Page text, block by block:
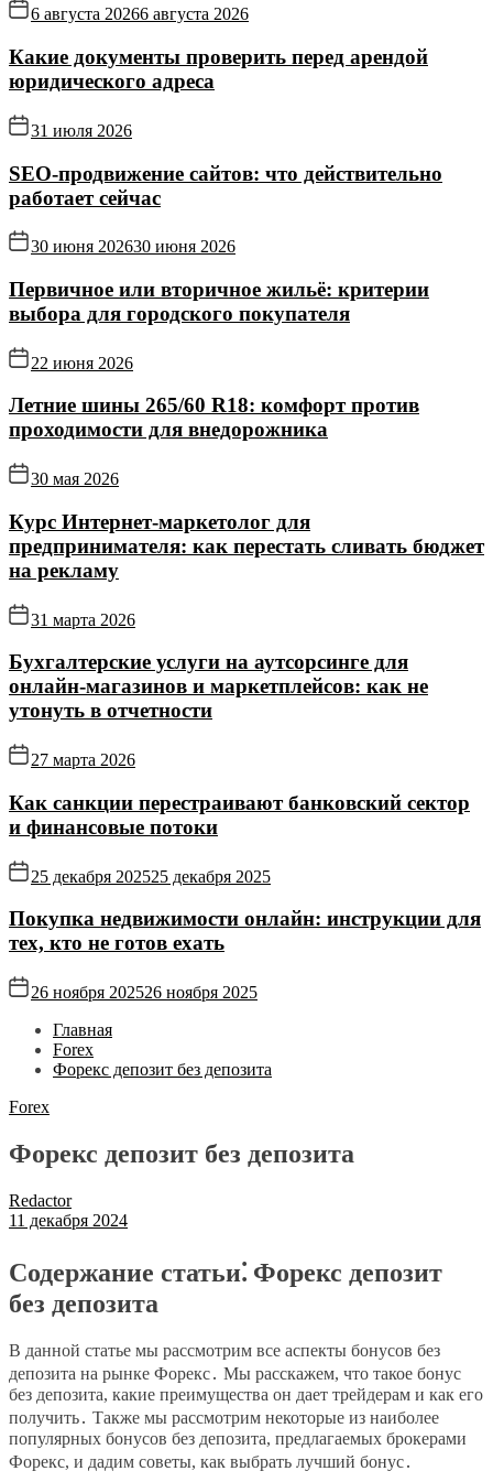
6 августа 20266 августа 2026
Какие документы проверить перед арендой
юридического адреса
31 июля 2026
SEO-продвижение сайтов: что действительно
работает сейчас
30 июня 202630 июня 2026
Первичное или вторичное жильё: критерии
выбора для городского покупателя
22 июня 2026
Летние шины 265/60 R18: комфорт против
проходимости для внедорожника
30 мая 2026
Курс Интернет‑маркетолог для
предпринимателя: как перестать сливать бюджет
на рекламу
31 марта 2026
Бухгалтерские услуги на аутсорсинге для
онлайн‑магазинов и маркетплейсов: как не
утонуть в отчетности
27 марта 2026
Как санкции перестраивают банковский сектор
и финансовые потоки
25 декабря 202525 декабря 2025
Покупка недвижимости онлайн: инструкции для
тех, кто не готов ехать
26 ноября 202526 ноября 2025
Главная
Forex
Форекс депозит без депозита
Forex
Форекс депозит без депозита
Redactor
11 декабря 2024
Содержание статьи⁚ Форекс депозит
без депозита
В данной статье мы рассмотрим все аспекты бонусов без
депозита на рынке Форекс․ Мы расскажем, что такое бонус
без депозита, какие преимущества он дает трейдерам и как его
получить․ Также мы рассмотрим некоторые из наиболее
популярных бонусов без депозита, предлагаемых брокерами
Форекс, и дадим советы, как выбрать лучший бонус․